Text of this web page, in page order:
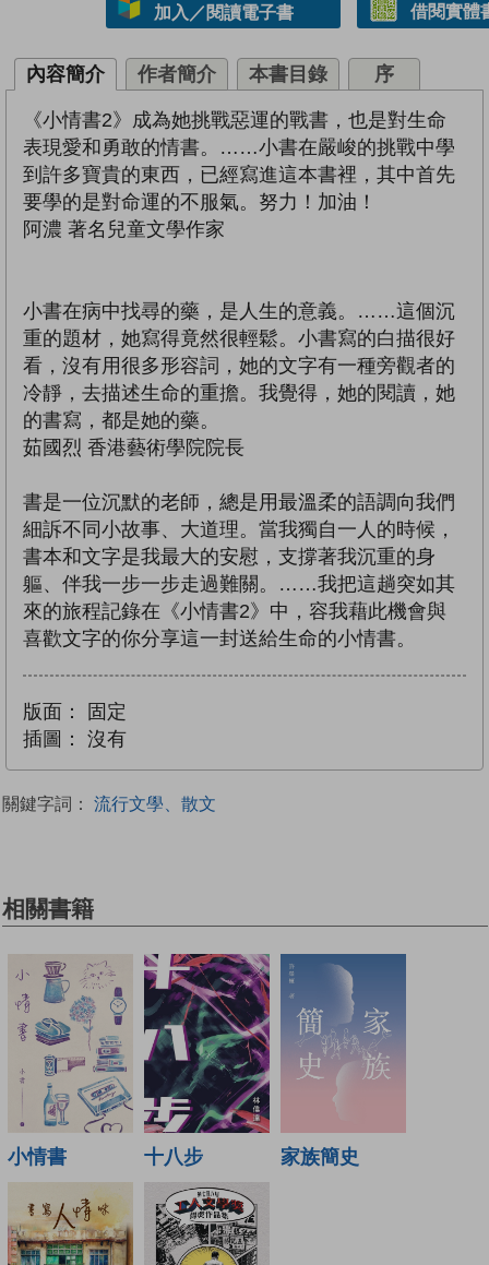
加入／閱讀電子書 借閱實體
內容簡介 作者簡介 本書目錄 序
《小情書2》成為她挑戰惡運的戰書，也是對生命
表現愛和勇敢的情書。……小書在嚴峻的挑戰中學
到許多寶貴的東西，已經寫進這本書裡，其中首先
要學的是對命運的不服氣。努力！加油！
阿濃 著名兒童文學作家
小書在病中找尋的藥，是人生的意義。……這個沉
重的題材，她寫得竟然很輕鬆。小書寫的白描很好
看，沒有用很多形容詞，她的文字有一種旁觀者的
冷靜，去描述生命的重擔。我覺得，她的閱讀，她
的書寫，都是她的藥。
茹國烈 香港藝術學院院長
書是一位沉默的老師，總是用最溫柔的語調向我們
細訴不同小故事、大道理。當我獨自一人的時候，
書本和文字是我最大的安慰，支撐著我沉重的身
軀、伴我一步一步走過難關。……我把這趟突如其
來的旅程記錄在《小情書2》中，容我藉此機會與
喜歡文字的你分享這一封送給生命的小情書。
版面：
固定
插圖：
沒有
關鍵字詞： 流行文學、散文
相關書籍
小情書 十八步 家族簡史